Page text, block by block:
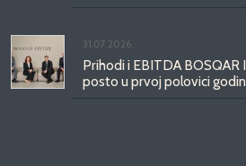
31.07.2026.
Prihodi i EBITDA BOSQAR
posto u prvoj polovici